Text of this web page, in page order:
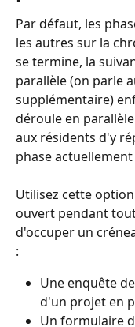
Par défaut, les
les autres sur la
se termine, la
parallèle (on parle
supplémentaire)
déroule en
aux résidents d'y
phase
Utilisez cette
ouvert pendant
d'occuper un
:
Une enquête
d'un projet en
Un formulaire